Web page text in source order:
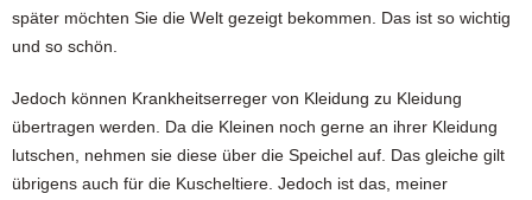
später möchten Sie die Welt gezeigt bekommen. Das ist so wichtig
und so schön.
Jedoch können Krankheitserreger von Kleidung zu Kleidung
übertragen werden. Da die Kleinen noch gerne an ihrer Kleidung
lutschen, nehmen sie diese über die Speichel auf. Das gleiche gilt
übrigens auch für die Kuscheltiere. Jedoch ist das, meiner